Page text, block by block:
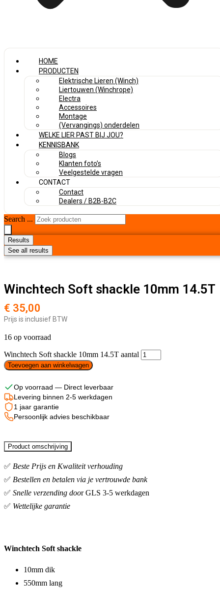
HOME
PRODUCTEN
Elektrische Lieren (Winch)
Liertouwen (Winchrope)
Electra
Accessoires
Montage
(Vervangings) onderdelen
WELKE LIER PAST BIJ JOU?
KENNISBANK
Blogs
Klanten foto’s
Veelgestelde vragen
CONTACT
Contact
Dealers / B2B-B2C
Search ...
Results
See all results
Winchtech Soft shackle 10mm 14.5T
€ 35,00
Prijs is inclusief BTW
16 op voorraad
Winchtech Soft shackle 10mm 14.5T aantal
Toevoegen aan winkelwagen
Op voorraad — Direct leverbaar
Levering binnen 2-5 werkdagen
1 jaar garantie
Persoonlijk advies beschikbaar
Product omschrijving
✅ Beste Prijs en Kwaliteit verhouding
✅ Bestellen en betalen via je vertrouwde bank
✅ Snelle verzending door GLS 3-5 werkdagen
✅ Wettelijke garantie
Winchtech Soft shackle
10mm dik
550mm lang